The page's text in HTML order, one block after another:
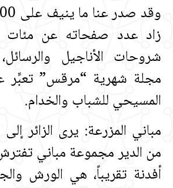
زاد عدد صفحاته عن
شروحات الأناجيل
مجلة شهرية “مرقس” تعبِّر
المسيحي للشباب والخدام‏.‏
مباني المزرعة‏:‏ يرى الزائر
من الدير مجموعة مباني
أفدنة تقريباً، هي الورش